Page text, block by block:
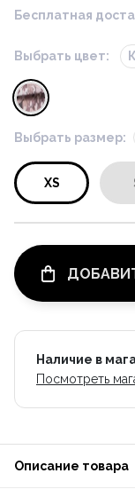
Бесплатная
Выбрать цвет:
Выбрать размер:
XS
Наличие в
Посмотреть
Описание товара